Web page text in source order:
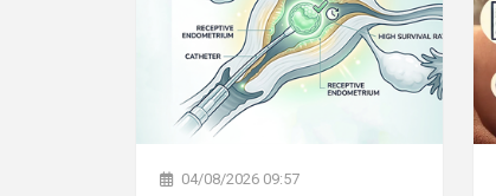
04/08/2026 09:57